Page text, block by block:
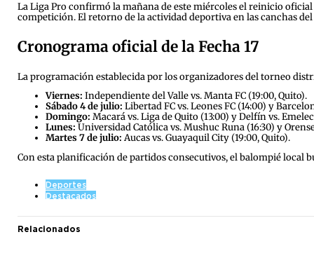
La Liga Pro confirmó la mañana de este miércoles el reinicio
competición. El retorno de la actividad deportiva en las canchas
Cronograma oficial de la Fecha 17
La programación establecida por los organizadores del torneo
Viernes: Independiente del Valle vs. Manta FC (19:00, Quito).
Sábado 4 de julio: Libertad FC vs. Leones FC (14:00) y
Domingo: Macará vs. Liga de Quito (13:00) y Delfín vs. Emelec
Lunes: Universidad Católica vs. Mushuc Runa (16:30) y
Martes 7 de julio: Aucas vs. Guayaquil City (19:00, Quito).
Con esta planificación de partidos consecutivos, el balompié local
Deportes
Destacados
Relacionados